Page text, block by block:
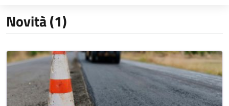
Novità (1)